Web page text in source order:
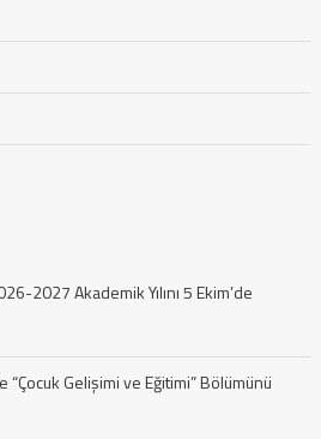
2027 Akademik Yılını 5 Ekim’de
Gelişimi ve Eğitimi” Bölümünü